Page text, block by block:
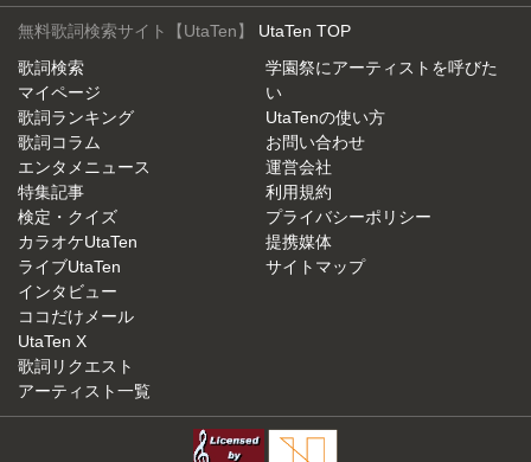
無料歌詞検索サイト【UtaTen】 UtaTen TOP
歌詞検索
マイページ
歌詞ランキング
歌詞コラム
エンタメニュース
特集記事
検定・クイズ
カラオケUtaTen
ライブUtaTen
インタビュー
ココだけメール
UtaTen X
歌詞リクエスト
アーティスト一覧
学園祭にアーティストを呼びた
い
UtaTenの使い方
お問い合わせ
運営会社
利用規約
プライバシーポリシー
提携媒体
サイトマップ